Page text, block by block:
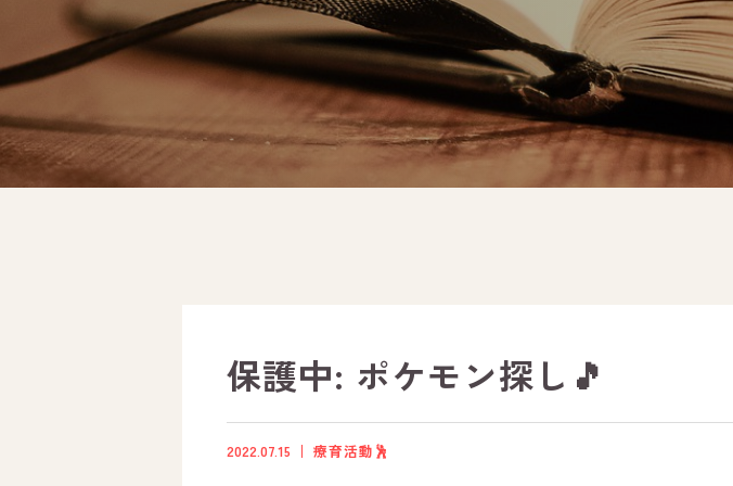
保護中: ポケモン探し🎵
2022.07.15 療育活動🕺